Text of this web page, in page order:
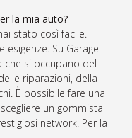
la mia auto?
stato così facile.
Su Garage
che si occupano del
riparazioni, della
È possibile fare una
un gommista
network. Per la